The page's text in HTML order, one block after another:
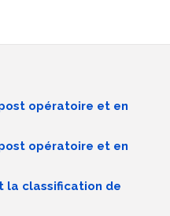
opératoire et en
opératoire et en
la classification de